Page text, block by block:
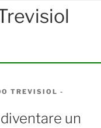
TREVISIOL -
un